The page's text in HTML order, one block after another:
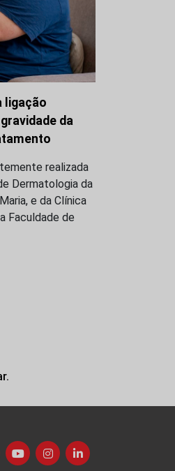
ligação
da
realizada
Dermatologia da
e da Clínica
Faculdade de